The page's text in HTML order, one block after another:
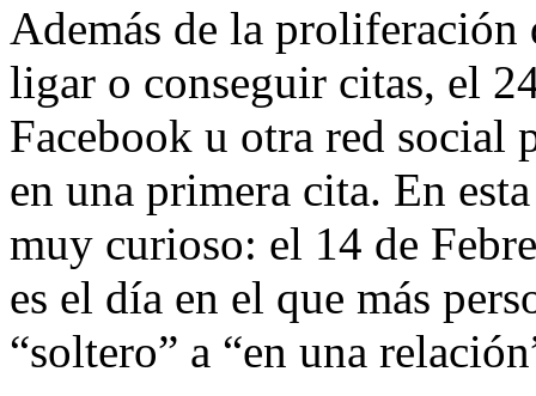
Además de la proliferación
ligar o conseguir citas, el
Facebook u otra red social
en una primera cita. En
muy curioso: el 14 de
es el día en el que más
“soltero” a “en una